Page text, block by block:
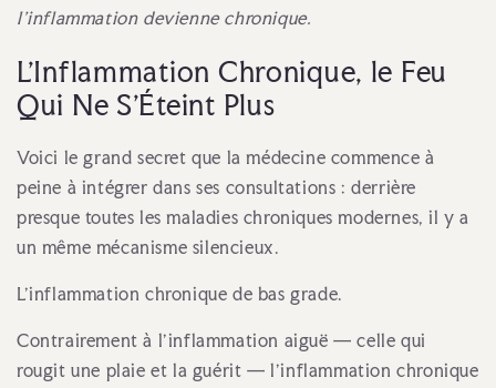
l'inflammation devienne chronique.
L'Inflammation Chronique, le Feu
Qui Ne S'Éteint Plus
Voici le grand secret que la médecine commence à
peine à intégrer dans ses consultations : derrière
presque toutes les maladies chroniques modernes, il y a
un même mécanisme silencieux.
L'inflammation chronique de bas grade.
Contrairement à l'inflammation aiguë — celle qui
rougit une plaie et la guérit — l'inflammation chronique